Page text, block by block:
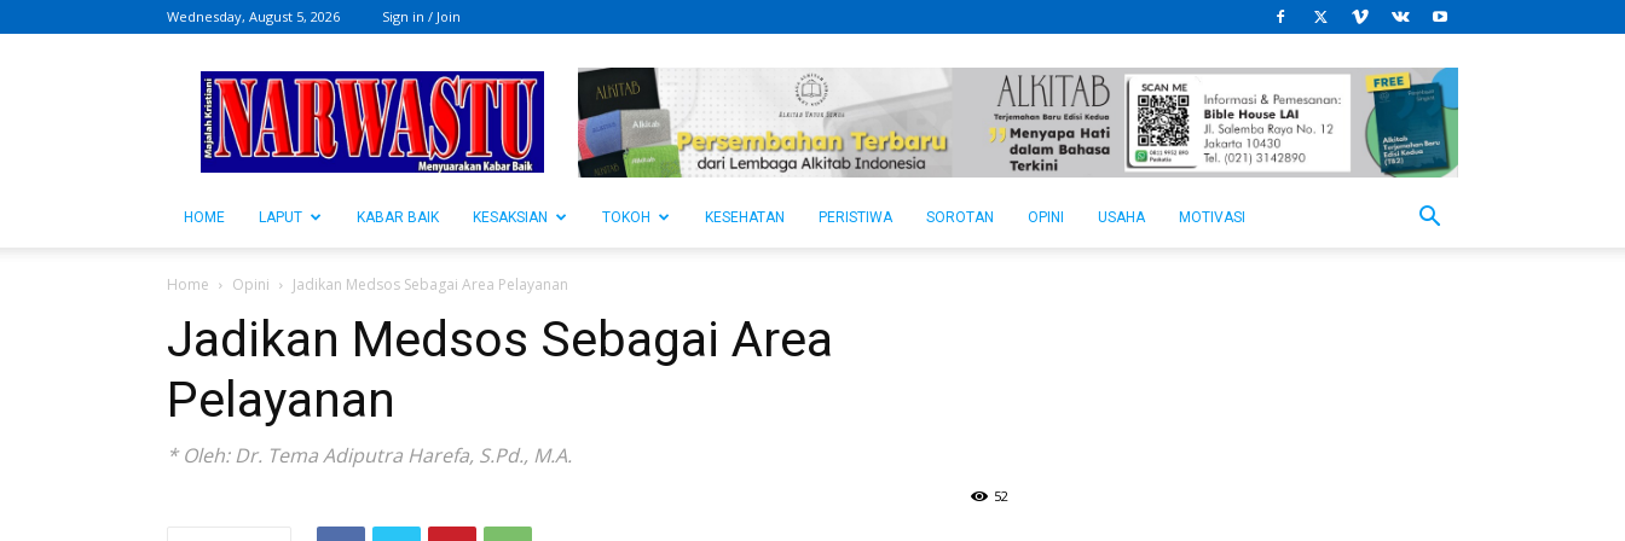
Wednesday, August 5, 2026 Sign in / Join
NARWASTU.ID
HOME LAPUT KABAR BAIK KESAKSIAN TOKOH KESEHATAN PERISTIWA SOROTAN OPINI USAHA MOTIVASI
Home Opini Jadikan Medsos Sebagai Area Pelayanan
Jadikan Medsos Sebagai Area
Pelayanan
* Oleh: Dr. Tema Adiputra Harefa, S.Pd., M.A.
52